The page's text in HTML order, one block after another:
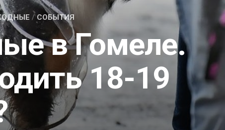
/СОБЫТИЯ
в Гомеле.
18-19